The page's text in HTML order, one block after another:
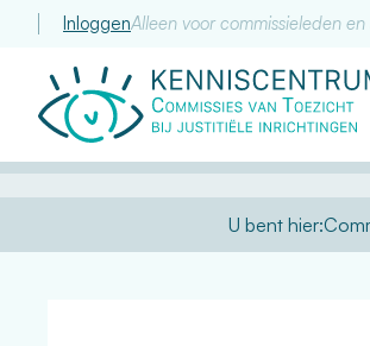
InloggenAlleen voor commissieleden en
U bent hier: